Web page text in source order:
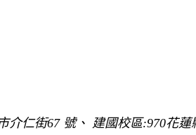
介仁街67 號、 建國校區:970花